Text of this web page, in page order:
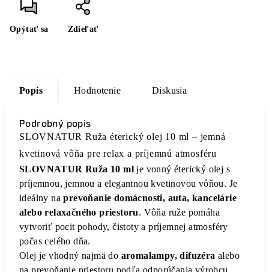
Opýtať sa Zdieľať
Popis Hodnotenie Diskusia
Podrobný popis
SLOVNATUR Ruža éterický olej 10 ml – jemná
kvetinová vôňa pre relax a príjemnú atmosféru
SLOVNATUR Ruža 10 ml je vonný éterický olej s
príjemnou, jemnou a elegantnou kvetinovou vôňou. Je
ideálny naprevoňanie domácnosti, auta, kancelárie
alebo relaxačného priestoru. Vôňa ruže pomáha
vytvoriť pocit pohody, čistoty a príjemnej atmosféry
počas celého dňa.
Olej je vhodný najmä do aromalampy, difuzéra alebo
na prevoňanie priestoru podľa odporúčania výrobcu.